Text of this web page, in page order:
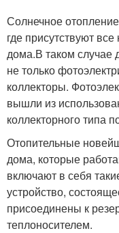
Солнечное
где присутствуют
дома.В таком случае
не только
коллекторы.
вышли из
коллекторного типа
Отопительные
дома, которые
включают в себя
устройство,
присоединены к
теплоносителем.